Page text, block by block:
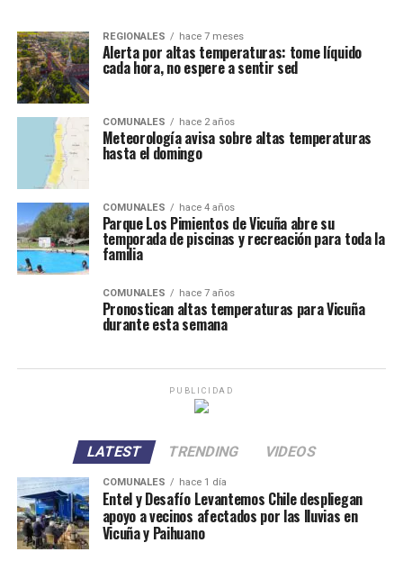
REGIONALES hace 7 meses
Alerta por altas temperaturas: tome líquido
cada hora, no espere a sentir sed
COMUNALES hace 2 años
Meteorología avisa sobre altas temperaturas
hasta el domingo
COMUNALES hace 4 años
Parque Los Pimientos de Vicuña abre su
temporada de piscinas y recreación para toda la
familia
COMUNALES hace 7 años
Pronostican altas temperaturas para Vicuña
durante esta semana
PUBLICIDAD
LATEST TRENDING VIDEOS
COMUNALES hace 1 día
Entel y Desafío Levantemos Chile despliegan
apoyo a vecinos afectados por las lluvias en
Vicuña y Paihuano